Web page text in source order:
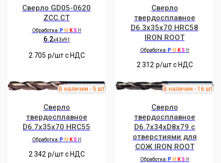
Сверло GD05-0620
ZCC.CT
Обработка: P M K S H
6.2x43x91
2 705 р/шт c НДС
Сверло
твердосплавное
D6.3x35x70 HRC58
IRON ROOT
Обработка: P M K S H
2 312 р/шт c НДС
Сверло
твердосплавное
D6.7x35x70 HRC55
Обработка: P M K S H
2 342 р/шт c НДС
Сверло
твердосплавное
D6.7x34xD8x79 с
отверстиями для
СОЖ IRON ROOT
Обработка: P M K S H